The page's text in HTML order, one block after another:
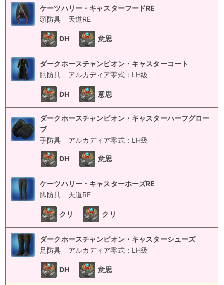
ケーツハリー・キャスターフードRE
頭防具
天道RE
DH 意思
ダークホースチャンピオン・キャスターコート
胴防具
アルカディア零式：LH級
DH 意思
ダークホースチャンピオン・キャスターハーフグロー
ブ
手防具
アルカディア零式：LH級
DH 意思
ケーツハリー・キャスターホーズRE
脚防具
天道RE
クリ クリ
ダークホースチャンピオン・キャスターシューズ
足防具
アルカディア零式：LH級
DH 意思